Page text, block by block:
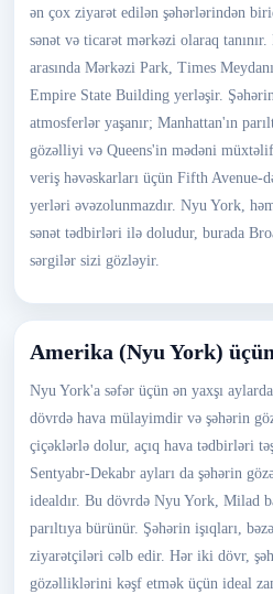
ən çox ziyarət edilən şəhərlərindən
sənət və ticarət mərkəzi olaraq
arasında Mərkəzi Park, Times
Empire State Building yerləşir.
atmosferlər yaşanır; Manhattan'ın
gözəlliyi və Queens'in mədəni
veriş həvəskarları üçün Fifth Avenue-
yerləri əvəzolunmazdır. Nyu York,
sənət tədbirləri ilə doludur, burada
sərgilər sizi gözləyir.
Amerika (Nyu York)
Nyu York'a səfər üçün ən yaxşı
dövrdə hava mülayimdir və şəhərin
çiçəklərlə dolur, açıq hava tədbirləri
Sentyabr-Dekabr ayları da şəhərin
idealdır. Bu dövrdə Nyu York, Milad
parıltıya bürünür. Şəhərin işıqları,
ziyarətçiləri cəlb edir. Hər iki dövr,
gözəlliklərini kəşf etmək üçün ideal